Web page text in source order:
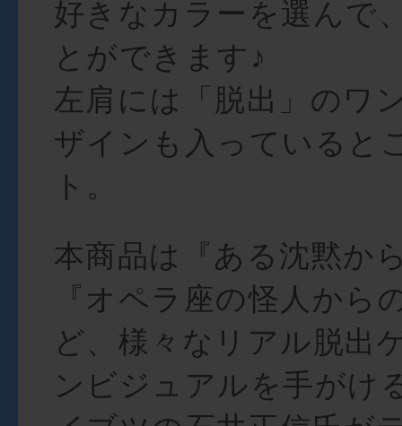
好きなカラーを選んで
とができます♪
左肩には「脱出」のワ
ザインも入っていると
ト。
本商品は『ある沈黙か
『オペラ座の怪人から
ど、様々なリアル脱出
ンビジュアルを手がけ